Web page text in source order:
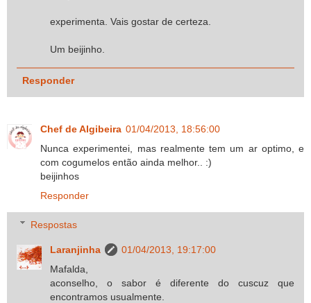
experimenta. Vais gostar de certeza.
Um beijinho.
Responder
Chef de Algibeira 01/04/2013, 18:56:00
Nunca experimentei, mas realmente tem um ar optimo, e
com cogumelos então ainda melhor.. :)
beijinhos
Responder
Respostas
Laranjinha
01/04/2013, 19:17:00
Mafalda,
aconselho, o sabor é diferente do cuscuz que
encontramos usualmente.